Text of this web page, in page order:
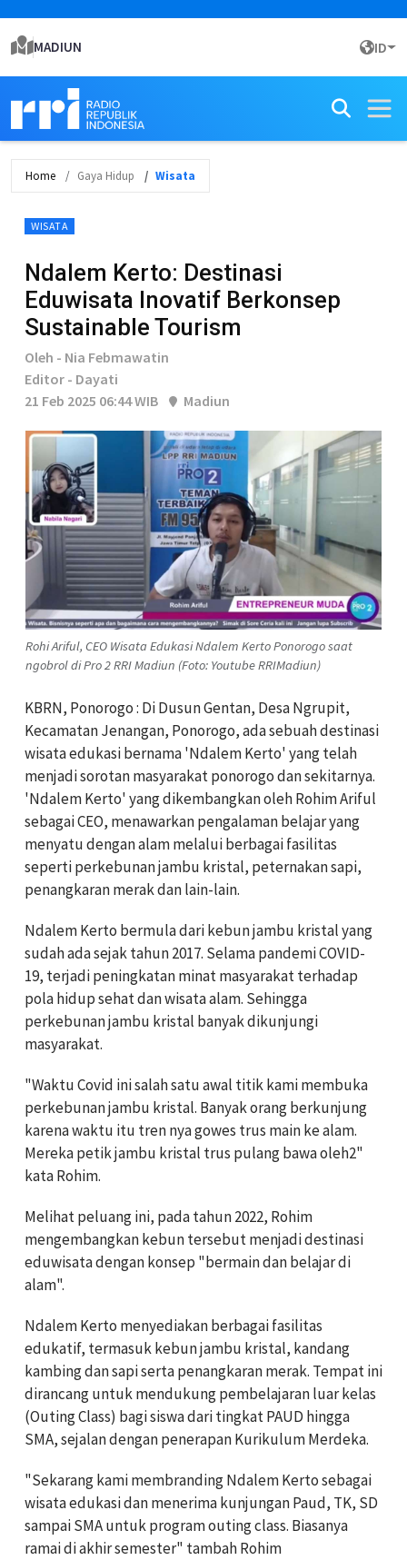
MADIUN ID
Home Gaya Hidup Wisata
WISATA
Ndalem Kerto: Destinasi
Eduwisata Inovatif Berkonsep
Sustainable Tourism
Oleh - Nia Febmawatin
Editor - Dayati
21 Feb 2025 06:44 WIB
Madiun
Rohi Ariful, CEO Wisata Edukasi Ndalem Kerto Ponorogo saat
ngobrol di Pro 2 RRI Madiun (Foto: Youtube RRIMadiun)
KBRN, Ponorogo : Di Dusun Gentan, Desa Ngrupit,
Kecamatan Jenangan, Ponorogo, ada sebuah destinasi
wisata edukasi bernama 'Ndalem Kerto' yang telah
menjadi sorotan masyarakat ponorogo dan sekitarnya.
'Ndalem Kerto' yang dikembangkan oleh Rohim Ariful
sebagai CEO, menawarkan pengalaman belajar yang
menyatu dengan alam melalui berbagai fasilitas
seperti perkebunan jambu kristal, peternakan sapi,
penangkaran merak dan lain-lain.
Ndalem Kerto bermula dari kebun jambu kristal yang
sudah ada sejak tahun 2017. Selama pandemi COVID-
19, terjadi peningkatan minat masyarakat terhadap
pola hidup sehat dan wisata alam. Sehingga
perkebunan jambu kristal banyak dikunjungi
masyarakat.
"Waktu Covid ini salah satu awal titik kami membuka
perkebunan jambu kristal. Banyak orang berkunjung
karena waktu itu tren nya gowes trus main ke alam.
Mereka petik jambu kristal trus pulang bawa oleh2"
kata Rohim.
Melihat peluang ini, pada tahun 2022, Rohim
mengembangkan kebun tersebut menjadi destinasi
eduwisata dengan konsep "bermain dan belajar di
alam".
Ndalem Kerto menyediakan berbagai fasilitas
edukatif, termasuk kebun jambu kristal, kandang
kambing dan sapi serta penangkaran merak. Tempat ini
dirancang untuk mendukung pembelajaran luar kelas
(Outing Class) bagi siswa dari tingkat PAUD hingga
SMA, sejalan dengan penerapan Kurikulum Merdeka.
"Sekarang kami membranding Ndalem Kerto sebagai
wisata edukasi dan menerima kunjungan Paud, TK, SD
sampai SMA untuk program outing class. Biasanya
ramai di akhir semester" tambah Rohim